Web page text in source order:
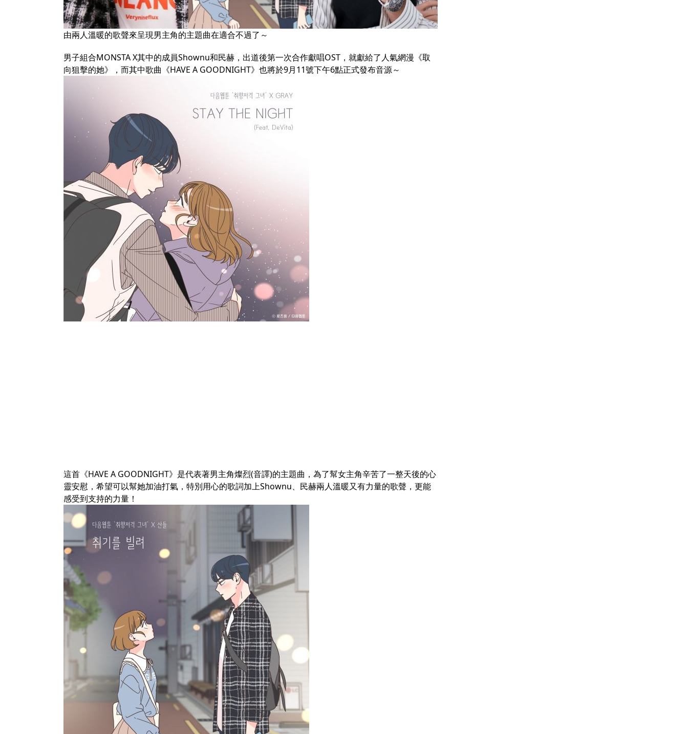
由兩人溫暖的歌聲來呈現男主角的主題曲在適合不過了～
男子組合MONSTA X其中的成員Shownu和民赫，出道後第一次合作獻唱OST，就獻給了人氣網漫《取
向狙擊的她》，而其中歌曲《HAVE A GOODNIGHT》也將於9月11號下午6點正式發布音源～
這首《HAVE A GOODNIGHT》是代表著男主角燦烈(音譯)的主題曲，為了幫女主角辛苦了一整天後的心
靈安慰，希望可以幫她加油打氣，特別用心的歌詞加上Shownu、民赫兩人溫暖又有力量的歌聲，更能
感受到支持的力量！